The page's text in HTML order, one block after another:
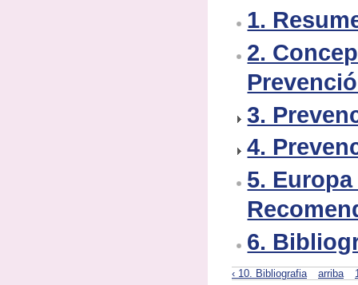
1.
2.
3.
4.
5.
6.
‹ 10. Bibliografia arriba